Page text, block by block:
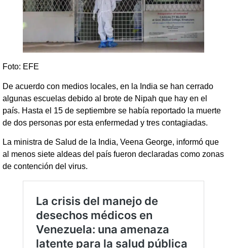
Foto: EFE
De acuerdo con medios locales, en la India se han cerrado
algunas escuelas debido al brote de Nipah que hay en el
país. Hasta el 15 de septiembre se había reportado la muerte
de dos personas por esta enfermedad y tres contagiadas.
La ministra de Salud de la India, Veena George, informó que
al menos siete aldeas del país fueron declaradas como zonas
de contención del virus.